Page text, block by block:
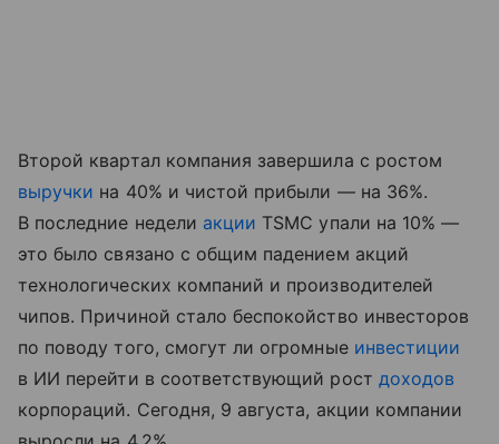
Второй квартал компания завершила с ростом
выручки на 40% и чистой прибыли — на 36%.
В последние недели акции TSMC упали на 10% —
это было связано с общим падением акций
технологических компаний и производителей
чипов. Причиной стало беспокойство инвесторов
по поводу того, смогут ли огромные инвестиции
в ИИ перейти в соответствующий рост доходов
корпораций. Сегодня, 9 августа, акции компании